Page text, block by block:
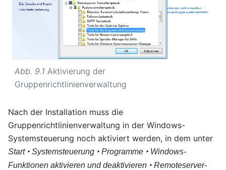
Abb. 9.1 Aktivierung der
Gruppenrichtlinienverwaltung
Nach der Installation muss die
Gruppenrichtlinienverwaltung in der Windows-
Systemsteuerung noch aktiviert werden, in dem unter
Start ‣ Systemsteuerung ‣ Programme ‣ Windows-
Funktionen aktivieren und deaktivieren ‣ Remoteserver-